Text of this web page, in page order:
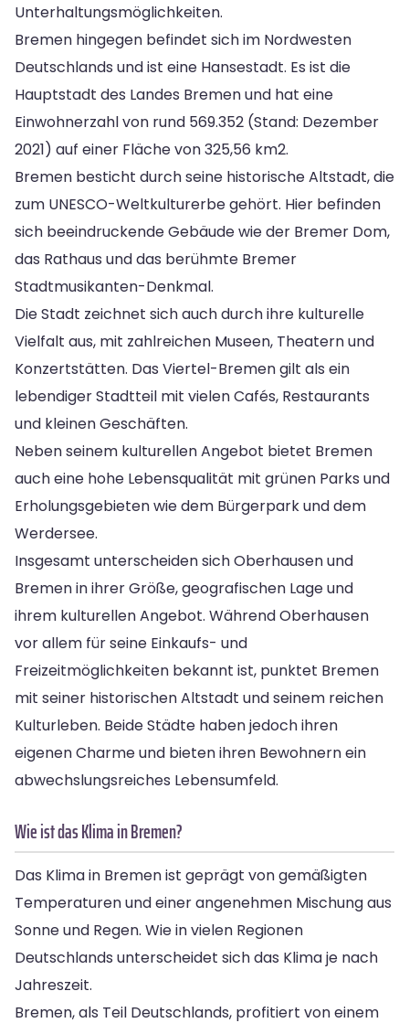
Unterhaltungsmöglichkeiten.
Bremen hingegen befindet sich im Nordwesten
Deutschlands und ist eine Hansestadt. Es ist die
Hauptstadt des Landes Bremen und hat eine
Einwohnerzahl von rund 569.352 (Stand: Dezember
2021) auf einer Fläche von 325,56 km2.
Bremen besticht durch seine historische Altstadt, die
zum UNESCO-Weltkulturerbe gehört. Hier befinden
sich beeindruckende Gebäude wie der Bremer Dom,
das Rathaus und das berühmte Bremer
Stadtmusikanten-Denkmal.
Die Stadt zeichnet sich auch durch ihre kulturelle
Vielfalt aus, mit zahlreichen Museen, Theatern und
Konzertstätten. Das Viertel-Bremen gilt als ein
lebendiger Stadtteil mit vielen Cafés, Restaurants
und kleinen Geschäften.
Neben seinem kulturellen Angebot bietet Bremen
auch eine hohe Lebensqualität mit grünen Parks und
Erholungsgebieten wie dem Bürgerpark und dem
Werdersee.
Insgesamt unterscheiden sich Oberhausen und
Bremen in ihrer Größe, geografischen Lage und
ihrem kulturellen Angebot. Während Oberhausen
vor allem für seine Einkaufs- und
Freizeitmöglichkeiten bekannt ist, punktet Bremen
mit seiner historischen Altstadt und seinem reichen
Kulturleben. Beide Städte haben jedoch ihren
eigenen Charme und bieten ihren Bewohnern ein
abwechslungsreiches Lebensumfeld.
Wie ist das Klima in Bremen?
Das Klima in Bremen ist geprägt von gemäßigten
Temperaturen und einer angenehmen Mischung aus
Sonne und Regen. Wie in vielen Regionen
Deutschlands unterscheidet sich das Klima je nach
Jahreszeit.
Bremen, als Teil Deutschlands, profitiert von einem